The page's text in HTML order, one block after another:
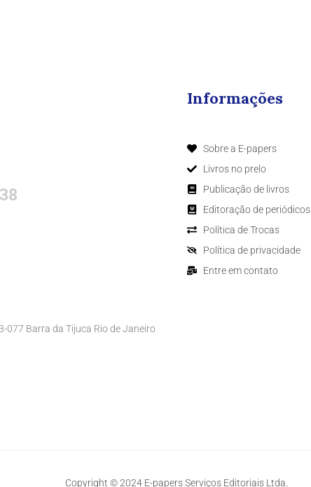
077 Barra da Tijuca Rio de Janeiro
Informações
Sobre a E-papers
Livros no prelo
Publicação de livros
Editoração de periódicos
Política de Trocas
Política de privacidade
Entre em contato
Copyright © 2024 E-papers Serviços Editoriais Ltda.